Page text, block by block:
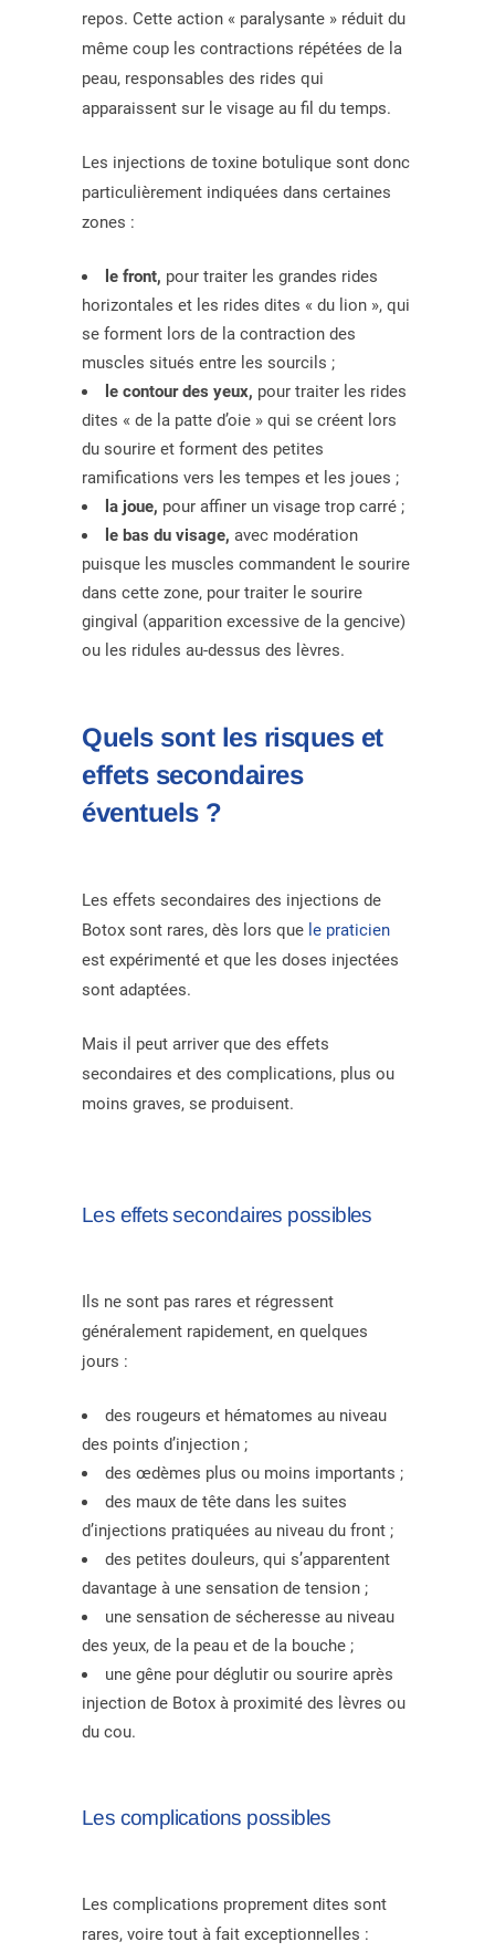
repos. Cette action « paralysante » réduit du
même coup les contractions répétées de la
peau, responsables des rides qui
apparaissent sur le visage au fil du temps.
Les injections de toxine botulique sont donc
particulièrement indiquées dans certaines
zones :
le front, pour traiter les grandes rides
horizontales et les rides dites « du lion », qui
se forment lors de la contraction des
muscles situés entre les sourcils ;
le contour des yeux, pour traiter les rides
dites « de la patte d’oie » qui se créent lors
du sourire et forment des petites
ramifications vers les tempes et les joues ;
la joue, pour affiner un visage trop carré ;
le bas du visage, avec modération
puisque les muscles commandent le sourire
dans cette zone, pour traiter le sourire
gingival (apparition excessive de la gencive)
ou les ridules au-dessus des lèvres.
Quels sont les risques et
effets secondaires
éventuels ?
Les effets secondaires des injections de
Botox sont rares, dès lors que le praticien
est expérimenté et que les doses injectées
sont adaptées.
Mais il peut arriver que des effets
secondaires et des complications, plus ou
moins graves, se produisent.
Les effets secondaires possibles
Ils ne sont pas rares et régressent
généralement rapidement, en quelques
jours :
des rougeurs et hématomes au niveau
des points d’injection ;
des œdèmes plus ou moins importants ;
des maux de tête dans les suites
d’injections pratiquées au niveau du front ;
des petites douleurs, qui s’apparentent
davantage à une sensation de tension ;
une sensation de sécheresse au niveau
des yeux, de la peau et de la bouche ;
une gêne pour déglutir ou sourire après
injection de Botox à proximité des lèvres ou
du cou.
Les complications possibles
Les complications proprement dites sont
rares, voire tout à fait exceptionnelles :